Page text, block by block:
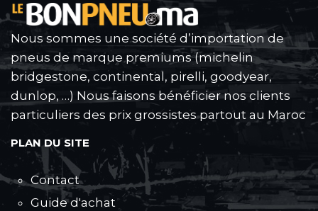
Nous sommes une société d’importation de
pneus de marque premiums (michelin
bridgestone, continental, pirelli, goodyear,
dunlop, …) Nous faisons bénéficier nos clients
particuliers des prix grossistes partout au Maroc
PLAN DU SITE
Contact
Guide d'achat